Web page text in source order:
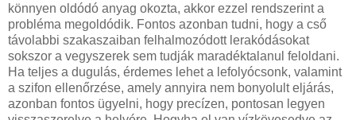
könnyen oldódó anyag okozta, akkor ezzel rendszerint a
probléma megoldódik. Fontos azonban tudni, hogy a cső
távolabbi szakaszaiban felhalmozódott lerakódásokat
sokszor a vegyszerek sem tudják maradéktalanul feloldani.
Ha teljes a dugulás, érdemes lehet a lefolyócsonk, valamint
a szifon ellenőrzése, amely annyira nem bonyolult eljárás,
azonban fontos ügyelni, hogy precízen, pontosan legyen